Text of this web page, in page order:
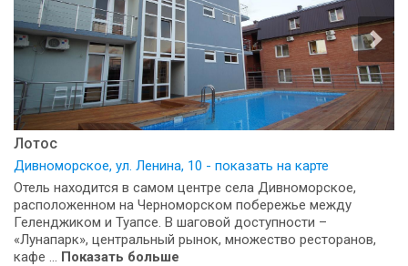
Лотос
Дивноморское, ул. Ленина, 10 - показать на карте
Отель находится в самом центре села Дивноморское,
расположенном на Черноморском побережье между
Геленджиком и Туапсе. В шаговой доступности –
«Лунапарк», центральный рынок, множество ресторанов,
кафе ... Показать больше